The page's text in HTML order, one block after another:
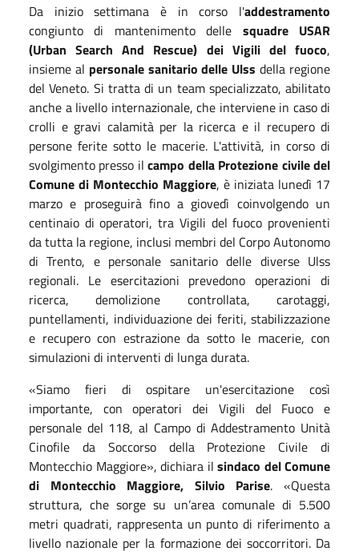
Da inizio settimana è in corso l'addestramento
congiunto di mantenimento delle squadre USAR
(Urban Search And Rescue) dei Vigili del fuoco,
insieme al personale sanitario delle Ulss della regione
del Veneto. Si tratta di un team specializzato, abilitato
anche a livello internazionale, che interviene in caso di
crolli e gravi calamità per la ricerca e il recupero di
persone ferite sotto le macerie. L'attività, in corso di
svolgimento presso ilcampo della Protezione civile del
Comune di Montecchio Maggiore, è iniziata lunedì 17
marzo e proseguirà fino a giovedì coinvolgendo un
centinaio di operatori, tra Vigili del fuoco provenienti
da tutta la regione, inclusi membri del Corpo Autonomo
di Trento, e personale sanitario delle diverse Ulss
regionali. Le esercitazioni prevedono operazioni di
ricerca, demolizione controllata, carotaggi,
puntellamenti, individuazione dei feriti, stabilizzazione
e recupero con estrazione da sotto le macerie, con
simulazioni di interventi di lunga durata.
«Siamo fieri di ospitare un'esercitazione così
importante, con operatori dei Vigili del Fuoco e
personale del 118, al Campo di Addestramento Unità
Cinofile da Soccorso della Protezione Civile di
Montecchio Maggiore», dichiara il sindaco del Comune
di Montecchio Maggiore, Silvio Parise. «Questa
struttura, che sorge su un’area comunale di 5.500
metri quadrati, rappresenta un punto di riferimento a
livello nazionale per la formazione dei soccorritori. Da